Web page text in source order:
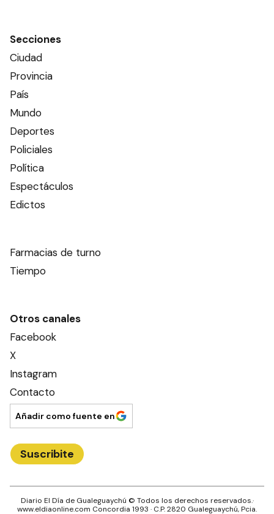
Secciones
Ciudad
Provincia
País
Mundo
Deportes
Policiales
Política
Espectáculos
Edictos
Farmacias de turno
Tiempo
Otros canales
Facebook
X
Instagram
Contacto
Añadir como fuente en
Suscribite
Diario El Día de Gualeguaychú © Todos los derechos reservados.·
www.eldiaonline.com Concordia 1993 · C.P.2820 Gualeguaychú, Pcia.